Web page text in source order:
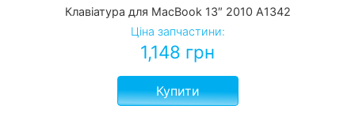
Клавіатура для MacBook 13″ 2010 A1342
Ціна запчастини:
1,148 грн
Купити